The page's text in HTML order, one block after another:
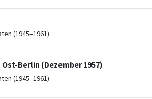
(1945–1961)
Berlin (Dezember 1957)
(1945–1961)